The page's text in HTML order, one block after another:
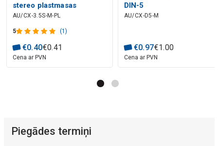
stereo plastmasas
AU/CX-3.5S-M-PL
5 (1)
€0.40€0.41
Cena ar PVN
DIN-5
AU/CX-D5-M
€0.97€1.00
Cena ar PVN
Piegādes termiņi